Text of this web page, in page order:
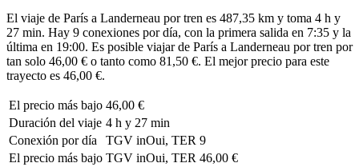
El viaje de París a Landerneau por tren es 487,35 km y toma 4 h y
27 min. Hay 9 conexiones por día, con la primera salida en 7:35 y la
última en 19:00. Es posible viajar de París a Landerneau por tren por
tan solo 46,00 € o tanto como 81,50 €. El mejor precio para este
trayecto es 46,00 €.
El precio más bajo 46,00 €
Duración del viaje 4 h y 27 min
Conexión por día
TGV inOui, TER 9
El precio más bajo TGV inOui, TER 46,00 €